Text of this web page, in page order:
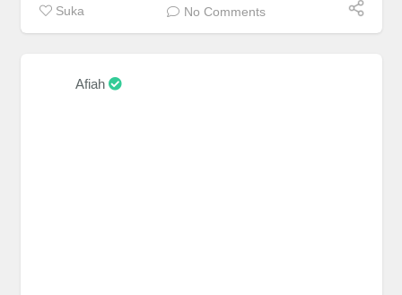
Suka No Comments
Afiah